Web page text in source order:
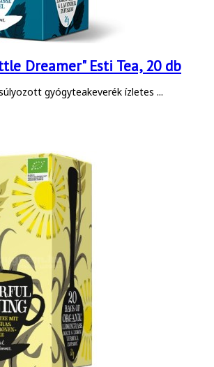
Dreamer" Esti Tea, 20 db
gyógyteakeverék ízletes ...